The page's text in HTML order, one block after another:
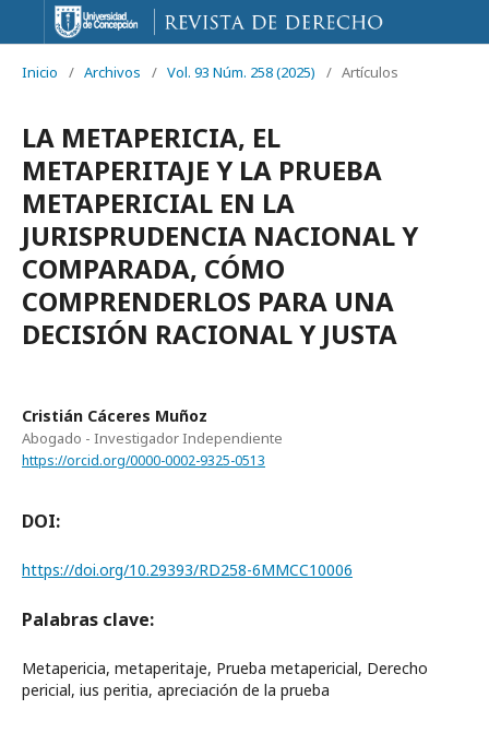
Inicio / Archivos / Vol. 93 Núm. 258 (2025) / Artículos
LA METAPERICIA, EL
METAPERITAJE Y LA PRUEBA
METAPERICIAL EN LA
JURISPRUDENCIA NACIONAL Y
COMPARADA, CÓMO
COMPRENDERLOS PARA UNA
DECISIÓN RACIONAL Y JUSTA
Cristián Cáceres Muñoz
Abogado - Investigador Independiente
https://orcid.org/0000-0002-9325-0513
DOI:
https://doi.org/10.29393/RD258-6MMCC10006
Palabras clave:
Metapericia, metaperitaje, Prueba metapericial, Derecho
pericial, ius peritia, apreciación de la prueba